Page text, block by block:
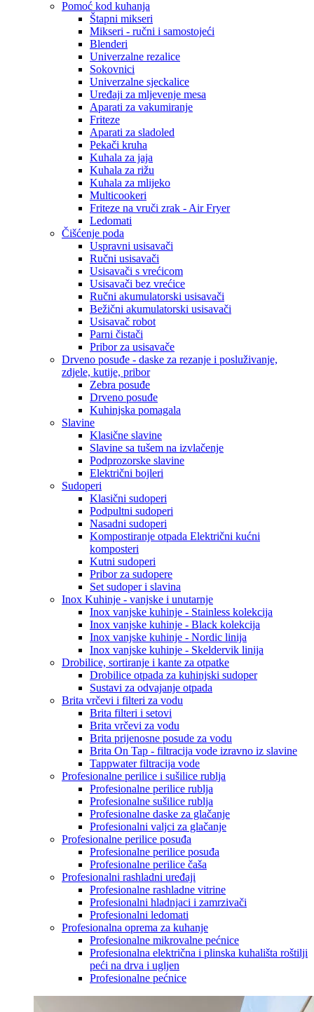
Pomoć kod kuhanja
Štapni mikseri
Mikseri - ručni i samostojeći
Blenderi
Univerzalne rezalice
Sokovnici
Univerzalne sjeckalice
Uređaji za mljevenje mesa
Aparati za vakumiranje
Friteze
Aparati za sladoled
Pekači kruha
Kuhala za jaja
Kuhala za rižu
Kuhala za mlijeko
Multicookeri
Friteze na vruči zrak - Air Fryer
Ledomati
Čišćenje poda
Uspravni usisavači
Ručni usisavači
Usisavači s vrećicom
Usisavači bez vrećice
Ručni akumulatorski usisavači
Bežični akumulatorski usisavači
Usisavač robot
Parni čistači
Pribor za usisavače
Drveno posuđe - daske za rezanje i posluživanje,
zdjele, kutije, pribor
Zebra posuđe
Drveno posuđe
Kuhinjska pomagala
Slavine
Klasične slavine
Slavine sa tušem na izvlačenje
Podprozorske slavine
Električni bojleri
Sudoperi
Klasični sudoperi
Podpultni sudoperi
Nasadni sudoperi
Kompostiranje otpada Električni kućni
komposteri
Kutni sudoperi
Pribor za sudopere
Set sudoper i slavina
Inox Kuhinje - vanjske i unutarnje
Inox vanjske kuhinje - Stainless kolekcija
Inox vanjske kuhinje - Black kolekcija
Inox vanjske kuhinje - Nordic linija
Inox vanjske kuhinje - Skeldervik linija
Drobilice, sortiranje i kante za otpatke
Drobilice otpada za kuhinjski sudoper
Sustavi za odvajanje otpada
Brita vrčevi i filteri za vodu
Brita filteri i setovi
Brita vrčevi za vodu
Brita prijenosne posude za vodu
Brita On Tap - filtracija vode izravno iz slavine
Tappwater filtracija vode
Profesionalne perilice i sušilice rublja
Profesionalne perilice rublja
Profesionalne sušilice rublja
Profesionalne daske za glačanje
Profesionalni valjci za glačanje
Profesionalne perilice posuđa
Profesionalne perilice posuđa
Profesionalne perilice čaša
Profesionalni rashladni uređaji
Profesionalne rashladne vitrine
Profesionalni hladnjaci i zamrzivači
Profesionalni ledomati
Profesionalna oprema za kuhanje
Profesionalne mikrovalne pećnice
Profesionalna električna i plinska kuhališta roštilji
peći na drva i ugljen
Profesionalne pećnice